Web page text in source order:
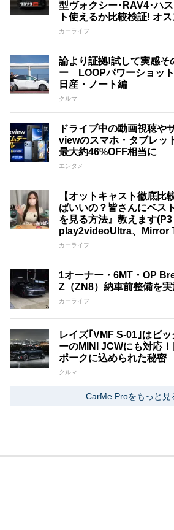
型ヴォクシー･RAV4･ハ
ト使えるか比較検証! オ
カーライフ
論より証拠!試して実感そ
ー LOOPパワーショット
日産・ノート編
クルマ
ドライブ中の動画視聴や
viewのスマホ・タブレッ
最大約46%OFF相当に
エンタメ
【オットキャスト徹底比
ばいいの？皆さんにベス
を見る方法』教えます
play2videoUltra、Mirror
カーライフ
1オーナー・6MT・OP
Z（ZN8）納車前整備を
カーライフ
レイズ｢VMF S-01｣はビ
ーのMINI JCWにも対応
ポークに込められた秘密
クルマ
CarMe Proをもっと見